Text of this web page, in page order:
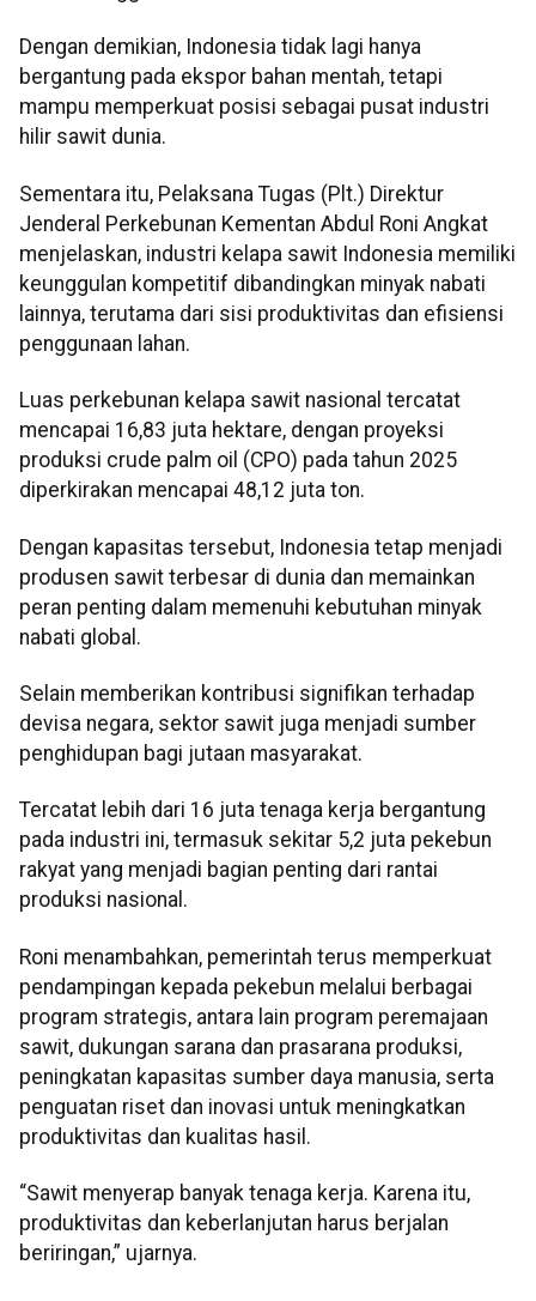
Dengan demikian, Indonesia tidak lagi hanya
bergantung pada ekspor bahan mentah, tetapi
mampu memperkuat posisi sebagai pusat industri
hilir sawit dunia.
Sementara itu, Pelaksana Tugas (Plt.) Direktur
Jenderal Perkebunan Kementan Abdul Roni Angkat
menjelaskan, industri kelapa sawit Indonesia memiliki
keunggulan kompetitif dibandingkan minyak nabati
lainnya, terutama dari sisi produktivitas dan efisiensi
penggunaan lahan.
Luas perkebunan kelapa sawit nasional tercatat
mencapai 16,83 juta hektare, dengan proyeksi
produksi crude palm oil (CPO) pada tahun 2025
diperkirakan mencapai 48,12 juta ton.
Dengan kapasitas tersebut, Indonesia tetap menjadi
produsen sawit terbesar di dunia dan memainkan
peran penting dalam memenuhi kebutuhan minyak
nabati global.
Selain memberikan kontribusi signifikan terhadap
devisa negara, sektor sawit juga menjadi sumber
penghidupan bagi jutaan masyarakat.
Tercatat lebih dari 16 juta tenaga kerja bergantung
pada industri ini, termasuk sekitar 5,2 juta pekebun
rakyat yang menjadi bagian penting dari rantai
produksi nasional.
Roni menambahkan, pemerintah terus memperkuat
pendampingan kepada pekebun melalui berbagai
program strategis, antara lain program peremajaan
sawit, dukungan sarana dan prasarana produksi,
peningkatan kapasitas sumber daya manusia, serta
penguatan riset dan inovasi untuk meningkatkan
produktivitas dan kualitas hasil.
“Sawit menyerap banyak tenaga kerja. Karena itu,
produktivitas dan keberlanjutan harus berjalan
beriringan,” ujarnya.